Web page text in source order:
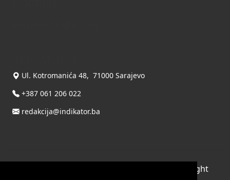
Ul. Kotromanića 48, 71000 Sarajevo
+387 061 206 022
redakcija@indikator.ba
, All Right